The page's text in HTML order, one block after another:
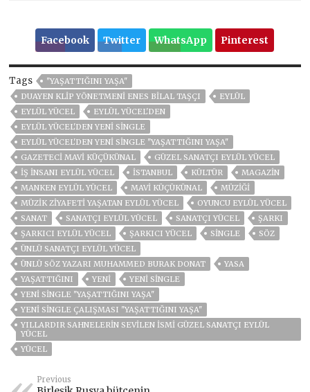
Facebook Twitter WhatsApp Pinterest
Tags
''YAŞATTIĞINI YAŞA''
DUAYEN KLIP YÖNETMENI ENES BILAL TAŞÇI
EYLÜL
EYLÜL YÜCEL
EYLÜL YÜCEL'DEN
EYLÜL YÜCEL'DEN YENİ SİNGLE
EYLÜL YÜCEL'DEN YENİ SİNGLE ''YAŞATTIĞINI YAŞA''
GAZETECI MAVİ KÜÇÜKÜNAL
GÜZEL SANATÇI EYLÜL YÜCEL
IŞ INSANI EYLÜL YÜCEL
ISTANBUL KÜLTÜR
MAGAZİN
MANKEN EYLÜL YÜCEL
MAVİ KÜÇÜKÜNAL
MÜZIĞI
MÜZIK ZIYAFETI YAŞATAN EYLÜL YÜCEL
OYUNCU EYLÜL YÜCEL
SANAT
SANATÇI EYLÜL YÜCEL SANATÇI YÜCEL
ŞARKI
ŞARKICI EYLÜL YÜCEL
ŞARKICI YÜCEL SİNGLE
SÖZ
ÜNLÜ SANATÇI EYLÜL YÜCEL
ÜNLÜ SÖZ YAZARI MUHAMMED BURAK DONAT
YASA
YAŞATTIĞINI
YENİ
YENİ SİNGLE
YENİ SİNGLE ''YAŞATTIĞINI YAŞA''
YENI SINGLE ÇALIŞMASI ''YAŞATTIĞINI YAŞA''
YILLARDIR SAHNELERIN SEVILEN ISMI GÜZEL SANATÇI EYLÜL
YÜCEL
YÜCEL
Previous